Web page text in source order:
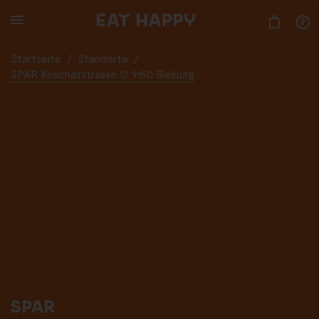
TO
Startseite / Standorte
/
SPAR Koschatstrasse 12 9150 Bleiburg
SPAR